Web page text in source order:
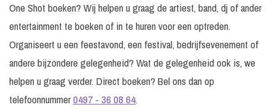
One Shot boeken? Wij helpen u graag de artiest, band, dj of ander
entertainment te boeken of in te huren voor een optreden.
Organiseert u een feestavond, een festival, bedrijfsevenement of
andere bijzondere gelegenheid? Wat de gelegenheid ook is, we
helpen u graag verder. Direct boeken? Bel ons dan op
telefoonnummer0497 - 36 08 64.